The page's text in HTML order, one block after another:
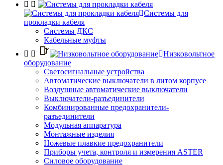
Системы для
прокладки кабеля
Системы ДКС
Кабельные муфты
Низковольтное
оборудование
Светосигнальные устройства
Автоматические выключатели в литом корпусе
Воздушные автоматические выключатели
Выключатели-разъединители
Комбинированные предохранители-
разъединители
Модульная аппаратура
Монтажные изделия
Ножевые плавкие предохранители
Приборы учета, контроля и измерения ASTER
Силовое оборудование